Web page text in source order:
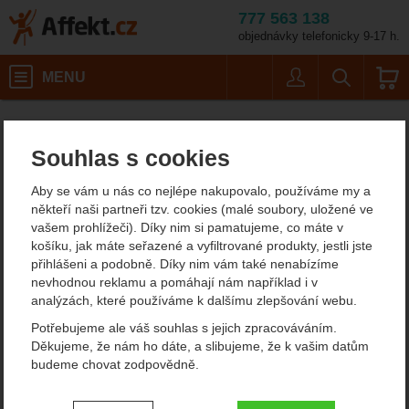
Souhlas s cookies
Aby se vám u nás co nejlépe nakupovalo, používáme my a
někteří naši partneři tzv. cookies (malé soubory, uložené ve
vašem prohlížeči). Díky nim si pamatujeme, co máte v
košíku, jak máte seřazené a vyfiltrované produkty, jestli jste
přihlášeni a podobně. Díky nim vám také nenabízíme
nevhodnou reklamu a pomáhají nám například i v
analýzách, které používáme k dalšímu zlepšování webu.
Potřebujeme ale váš souhlas s jejich zpracováváním.
Děkujeme, že nám ho dáte, a slibujeme, že k vašim datům
budeme chovat zodpovědně.
Nastavení souhlasů s kategoriemi
777 563 138
objednávky telefonicky 9-17 h.
MENU
Singing Rock
Singing Rock Lopatka
Fotografie